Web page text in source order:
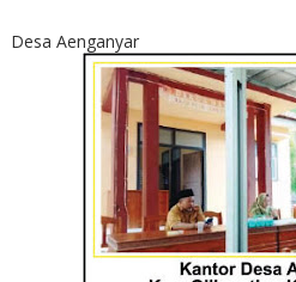
Desa Aenganyar